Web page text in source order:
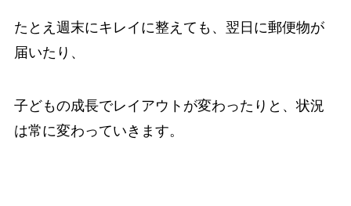
たとえ週末にキレイに整えても、翌日に郵便物が
届いたり、
子どもの成長でレイアウトが変わったりと、状況
は常に変わっていきます。